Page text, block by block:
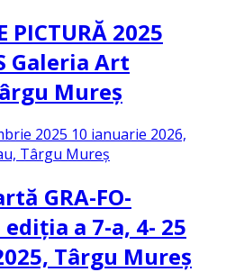
PICTURĂ 2025
Galeria Art
Mureş
2025 10 ianuarie 2026,
Târgu Mureş
GRA-FO-
ediţia a 7-a, 4- 25
Târgu Mureş